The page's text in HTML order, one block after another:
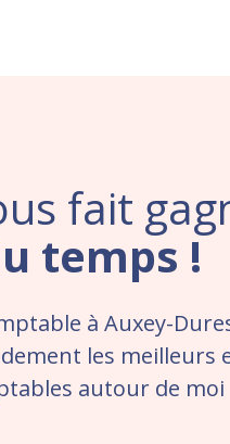
fait
temps !
à Auxey-
les meilleurs
autour de moi